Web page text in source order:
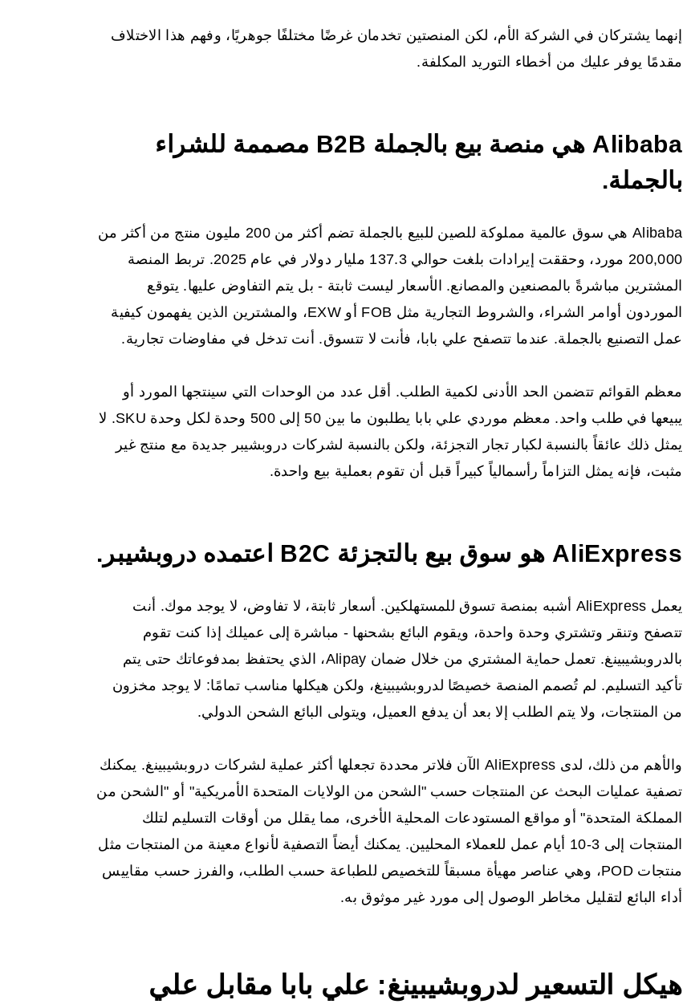
إنهما يشتركان في الشركة الأم، لكن المنصتين تخدمان غرضًا مختلفًا جوهريًا، وفهم هذا الاختلاف
مقدمًا يوفر عليك من أخطاء التوريد المكلفة.
Alibaba هي منصة بيع بالجملة B2B مصممة للشراء
بالجملة.
Alibaba هي سوق عالمية مملوكة للصين للبيع بالجملة تضم أكثر من 200 مليون منتج من أكثر من
200,000 مورد، وحققت إيرادات بلغت حوالي 137.3 مليار دولار في عام 2025. تربط المنصة
المشترين مباشرةً بالمصنعين والمصانع. الأسعار ليست ثابتة - بل يتم التفاوض عليها. يتوقع
الموردون أوامر الشراء، والشروط التجارية مثل FOB أو EXW، والمشترين الذين يفهمون كيفية
عمل التصنيع بالجملة. عندما تتصفح علي بابا، فأنت لا تتسوق. أنت تدخل في مفاوضات تجارية.
معظم القوائم تتضمن الحد الأدنى لكمية الطلب. أقل عدد من الوحدات التي سينتجها المورد أو
يبيعها في طلب واحد. معظم موردي علي بابا يطلبون ما بين 50 إلى 500 وحدة لكل وحدة SKU. لا
يمثل ذلك عائقاً بالنسبة لكبار تجار التجزئة، ولكن بالنسبة لشركات دروبشيبر جديدة مع منتج غير
مثبت، فإنه يمثل التزاماً رأسمالياً كبيراً قبل أن تقوم بعملية بيع واحدة.
AliExpress هو سوق بيع بالتجزئة B2C اعتمده دروبشيبر.
يعمل AliExpress أشبه بمنصة تسوق للمستهلكين. أسعار ثابتة، لا تفاوض، لا يوجد موك. أنت
تتصفح وتنقر وتشتري وحدة واحدة، ويقوم البائع بشحنها - مباشرة إلى عميلك إذا كنت تقوم
بالدروبشيبينغ. تعمل حماية المشتري من خلال ضمان Alipay، الذي يحتفظ بمدفوعاتك حتى يتم
تأكيد التسليم. لم تُصمم المنصة خصيصًا لدروبشيبينغ، ولكن هيكلها مناسب تمامًا: لا يوجد مخزون
من المنتجات، ولا يتم الطلب إلا بعد أن يدفع العميل، ويتولى البائع الشحن الدولي.
والأهم من ذلك، لدى AliExpress الآن فلاتر محددة تجعلها أكثر عملية لشركات دروبشيبينغ. يمكنك
تصفية عمليات البحث عن المنتجات حسب "الشحن من الولايات المتحدة الأمريكية" أو "الشحن من
المملكة المتحدة" أو مواقع المستودعات المحلية الأخرى، مما يقلل من أوقات التسليم لتلك
المنتجات إلى 3-10 أيام عمل للعملاء المحليين. يمكنك أيضاً التصفية لأنواع معينة من المنتجات مثل
منتجات POD، وهي عناصر مهيأة مسبقاً للتخصيص للطباعة حسب الطلب، والفرز حسب مقاييس
أداء البائع لتقليل مخاطر الوصول إلى مورد غير موثوق به.
هيكل التسعير لدروبشيبينغ: علي بابا مقابل علي